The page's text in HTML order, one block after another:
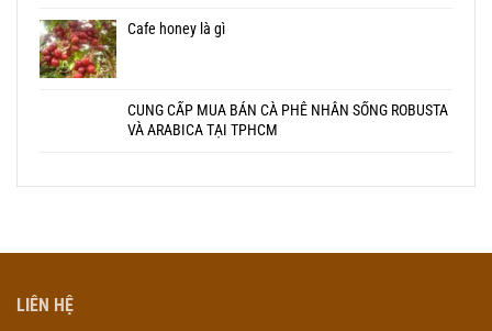
Cafe honey là gì
CUNG CẤP MUA BÁN CÀ PHÊ NHÂN SỐNG ROBUSTA
VÀ ARABICA TẠI TPHCM
LIÊN HỆ